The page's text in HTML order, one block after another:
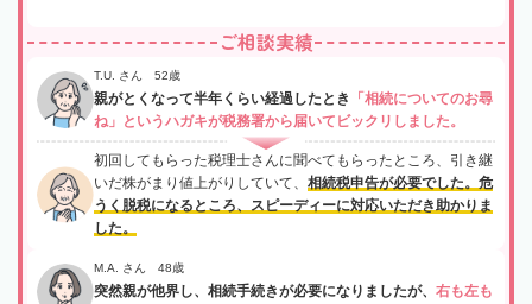
ご相談実績
T.U. さん 52歳
親がとくなって半年くらい経過したとき
「相続についてのお尋
ね」というハガキが税務署から届いてビックリしました。
初回してもらった税理士さんに聞べてもらったところ、引き継
いだ株がまり値上がりしていて、 相続税申告が必要でした。危
うく脱税になるところ、スピーディーに対応いただき助かりま
した。
M.A. さん 48歳
突然親が他界し、相続手続きが必要になりましたが、 右も左も